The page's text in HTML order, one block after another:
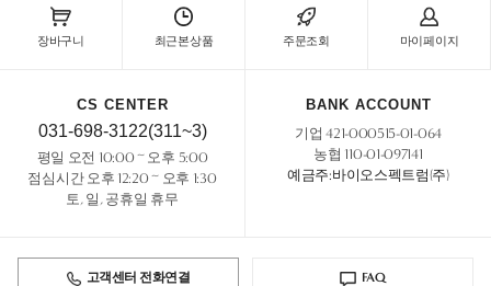
장바구니 최근본상품 주문조회 마이페이지
CS CENTER
031-698-3122(311~3)
평일 오전 10:00 ~ 오후 5:00
점심시간 오후 12:20 ~ 오후 1:30
토, 일, 공휴일 휴무
BANK ACCOUNT
기업 421-000515-01-064
농협 110-01-097141
예금주:바이오스펙트럼(주)
고객센터 전화연결 FAQ